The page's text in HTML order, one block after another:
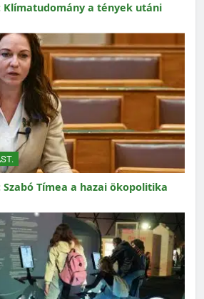
Klímatudomány a tények utáni
Szabó Tímea a hazai ökopolitika